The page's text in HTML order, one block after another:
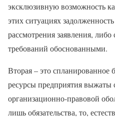
эксклюзивную возможность
этих ситуациях
рассмотрения заявления,
требований обоснованными.
Вторая – это спланированное
ресурсы предприятия выжаты
организационно-правовой
лишь обязательства, то,